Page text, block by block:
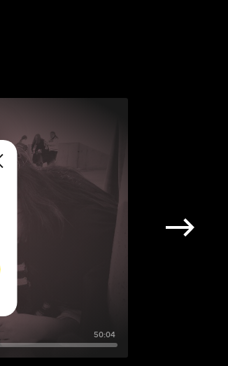
50:04